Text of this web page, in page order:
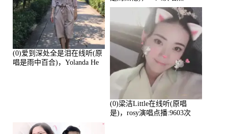
(0)爱到深处全是泪在线听(原
唱是雨中百合)，Yolanda He
播:10765次
(0)梁洁Little在线听(原唱
是)，rosy演唱点播:9603次